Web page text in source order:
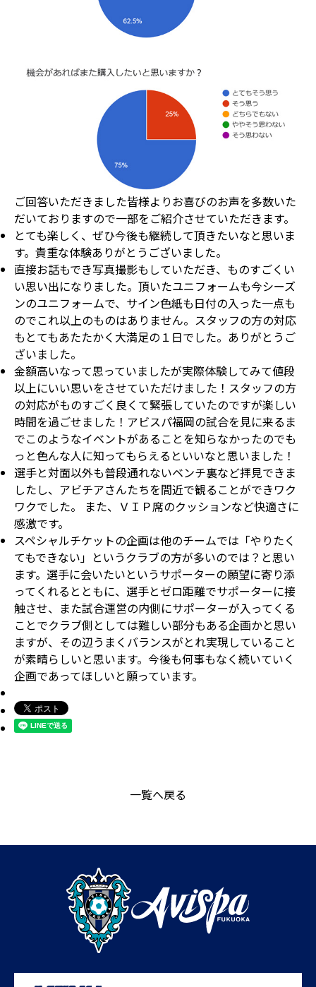
ご回答いただきました皆様よりお喜びのお声を多数いた
だいておりますので一部をご紹介させていただきます。
とても楽しく、ぜひ今後も継続して頂きたいなと思いま
す。貴重な体験ありがとうございました。
直接お話もでき写真撮影もしていただき、ものすごくい
い思い出になりました。頂いたユニフォームも今シーズ
ンのユニフォームで、サイン色紙も日付の入った一点も
のでこれ以上のものはありません。スタッフの方の対応
もとてもあたたかく大満足の１日でした。ありがとうご
ざいました。
金額高いなって思っていましたが実際体験してみて値段
以上にいい思いをさせていただけました！スタッフの方
の対応がものすごく良くて緊張していたのですが楽しい
時間を過ごせました！アビスパ福岡の試合を見に来るま
でこのようなイベントがあることを知らなかったのでも
っと色んな人に知ってもらえるといいなと思いました！
選手と対面以外も普段通れないベンチ裏など拝見できま
したし、アビチアさんたちを間近で観ることができワク
ワクでした。 また、ＶＩＰ席のクッションなど快適さに
感激です。
スペシャルチケットの企画は他のチームでは「やりたく
てもできない」というクラブの方が多いのでは？と思い
ます。選手に会いたいというサポーターの願望に寄り添
ってくれるとともに、選手とゼロ距離でサポーターに接
触させ、また試合運営の内側にサポーターが入ってくる
ことでクラブ側としては難しい部分もある企画かと思い
ますが、その辺うまくバランスがとれ実現していること
が素晴らしいと思います。今後も何事もなく続いていく
企画であってほしいと願っています。
一覧へ戻る